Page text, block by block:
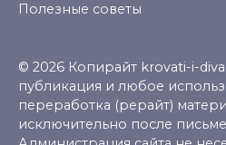
Полезные советы
© 2026 Копирайт krovati-i-
публикация и любое
переработка (рерайт)
исключительно после